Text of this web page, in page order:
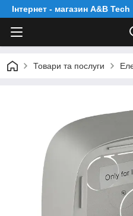
Інтернет - магазин A&B Tech
Товари та послуги